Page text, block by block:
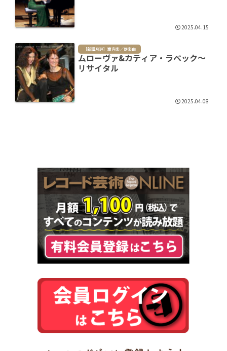
2025.04.15
［新譜月評］室内楽／器楽曲
ムローヴァ&カティア・ラベック～
リサイタル
2025.04.08